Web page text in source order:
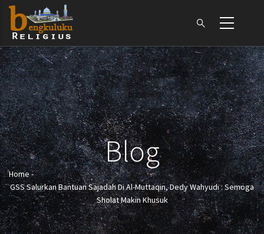
Skip
main
content
Blog
Breadcrumb
Home-
GSS Salurkan Bantuan Sajadah Di Al-Muttaqin, Dedy Wahyudi : Semoga
Sholat Makin Khusuk